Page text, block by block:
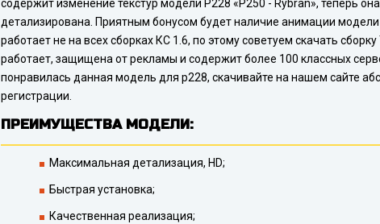
содержит изменение текстур модели P228 «P250 - Rybran», теперь
детализирована. Приятным бонусом будет наличие анимации модели
работает не на всех сборках КС 1.6, по этому советуем скачать сборку
работает, защищена от рекламы и содержит более 100 классных
понравилась данная модель для p228, скачивайте на нашем сайте
регистрации.
ПРЕИМУЩЕСТВА МОДЕЛИ:
Максимальная детализация, HD;
Быстрая установка;
Качественная реализация;